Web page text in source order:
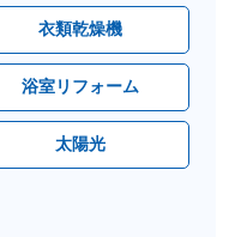
衣類乾燥機
浴室リフォーム
太陽光